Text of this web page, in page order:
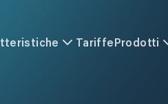
TariffeProdotti